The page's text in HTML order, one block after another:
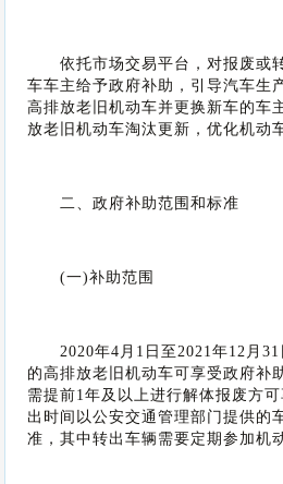
依托市场交易平台，对报废或
车车主给予政府补助，引导汽车生
高排放老旧机动车并更换新车的车
放老旧机动车淘汰更新，优化机动
二、政府补助范围和标准
(一)补助范围
2020年4月1日至2021年12月31
的高排放老旧机动车可享受政府补
需提前1年及以上进行解体报废方
出时间以公安交通管理部门提供的
准，其中转出车辆需要定期参加机